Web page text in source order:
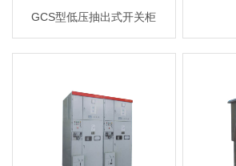
GCS型低压抽出式开关柜